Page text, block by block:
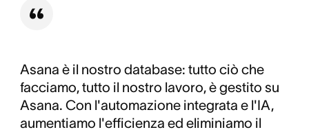
Asana è il nostro database: tutto ciò che
facciamo, tutto il nostro lavoro, è gestito su
Asana. Con l'automazione integrata e l'IA,
aumentiamo l'efficienza ed eliminiamo il